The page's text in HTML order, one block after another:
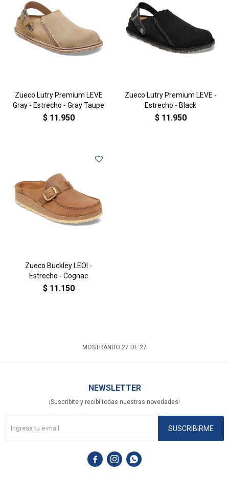
Zueco Lutry Premium LEVE
Gray - Estrecho - Gray Taupe
$ 11.950
Zueco Lutry Premium LEVE -
Estrecho - Black
$ 11.950
Zueco Buckley LEOI -
Estrecho - Cognac
$ 11.150
MOSTRANDO 27 DE 27
NEWSLETTER
¡Suscribite y recibí todas nuestras novedades!
SUSCRIBIRME
  